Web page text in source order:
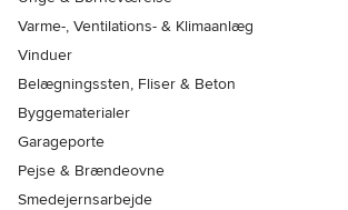
Varme-, Ventilations- & Klimaanlæg
Vinduer
Belægningssten, Fliser & Beton
Byggematerialer
Garageporte
Pejse & Brændeovne
Smedejernsarbejde